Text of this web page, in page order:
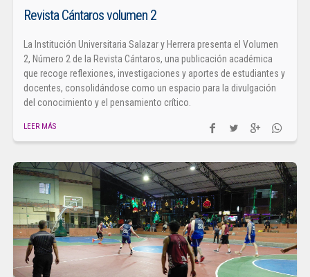
Revista Cántaros volumen 2
La Institución Universitaria Salazar y Herrera presenta el Volumen
2, Número 2 de la Revista Cántaros, una publicación académica
que recoge reflexiones, investigaciones y aportes de estudiantes y
docentes, consolidándose como un espacio para la divulgación
del conocimiento y el pensamiento crítico.
LEER MÁS